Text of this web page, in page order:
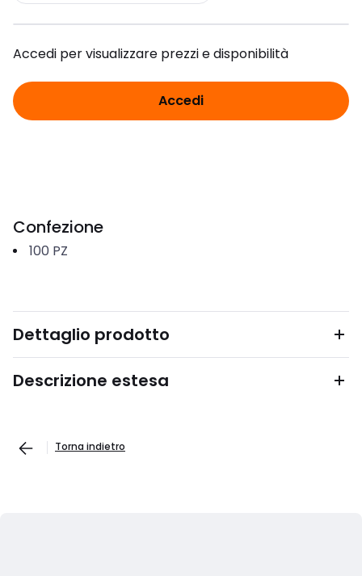
Accedi per visualizzare prezzi e disponibilità
Accedi
Confezione
100 PZ
Dettaglio prodotto
Descrizione estesa
Torna indietro